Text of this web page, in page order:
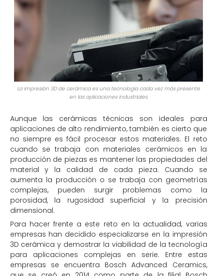
La impresión 3D de cerámica es una tecnología cada vez más presente
en las aplicaciones industriales.
Aunque las cerámicas técnicas son ideales para
aplicaciones de alto rendimiento, también es cierto que
no siempre es fácil procesar estos materiales. El reto
cuando se trabaja con materiales cerámicos en la
producción de piezas es mantener las propiedades del
material y la calidad de cada pieza. Cuando se
aumenta la producción o se trabaja con geometrías
complejas, pueden surgir problemas como la
porosidad, la rugosidad superficial y la precisión
dimensional.
Para hacer frente a este reto en la actualidad, varias
empresas han decidido especializarse en la impresión
3D cerámica y demostrar la viabilidad de la tecnología
para aplicaciones complejas en serie. Entre estas
empresas se encuentra Bosch Advanced Ceramics,